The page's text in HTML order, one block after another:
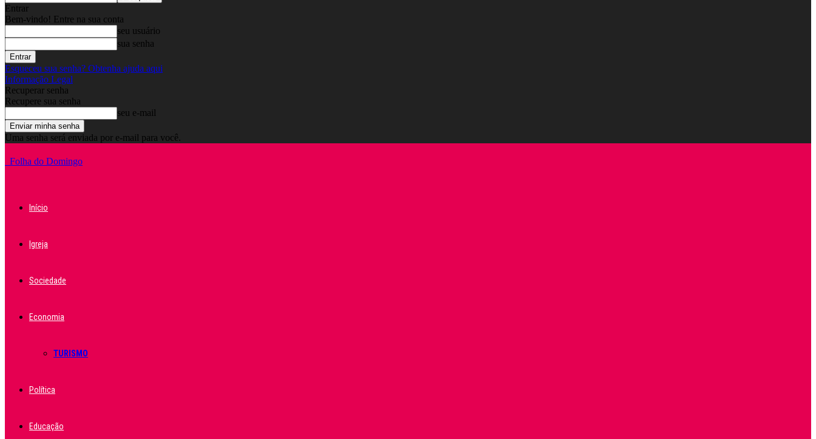
Entrar
Bem-vindo! Entre na sua conta
seu usuário
sua senha
Esqueceu sua senha? Obtenha ajuda aqui
Informação Legal
Recuperar senha
Recupere sua senha
seu e-mail
Uma senha será enviada por e-mail para você.
Folha do Domingo
Início
Igreja
Sociedade
Economia
TURISMO
Política
Educação